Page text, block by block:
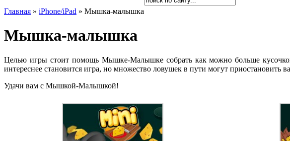
Главная » iPhone/iPad » Мышка-малышка
Мышка-малышка
Целью игры стоит помощь Мышке-Малышке собрать как можно больше
интереснее становится игра, но множество ловушек в пути могут приостановить
Удачи вам с Мышкой-Малышкой!